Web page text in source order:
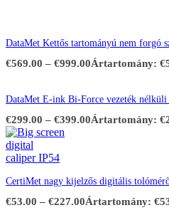
DataMet Kettős tartományú nem forgó
€569.00 – €999.00Ártartomány:
DataMet E-ink Bi-Force vezeték
€299.00 – €399.00Ártartomány:
CertiMet nagy kijelzős digitális
€53.00 – €227.00Ártartomány: